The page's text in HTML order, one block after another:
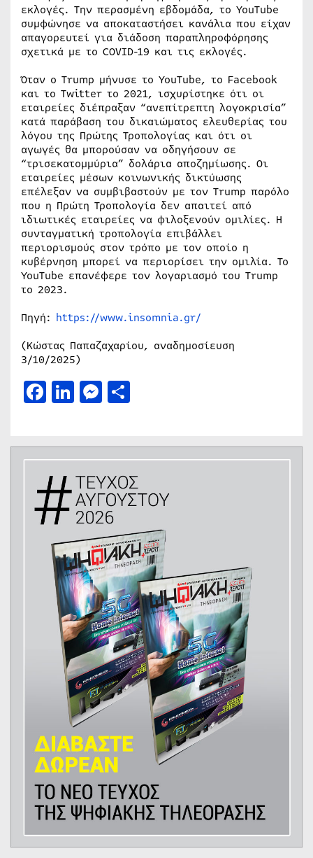
εκλογές. Την περασμένη εβδομάδα, το YouTube
συμφώνησε να αποκαταστήσει κανάλια που είχαν
απαγορευτεί για διάδοση παραπληροφόρησης
σχετικά με το COVID-19 και τις εκλογές.
Όταν ο Trump μήνυσε το YouTube, το Facebook
και το Twitter το 2021, ισχυρίστηκε ότι οι
εταιρείες διέπραξαν “ανεπίτρεπτη λογοκρισία”
κατά παράβαση του δικαιώματος ελευθερίας του
λόγου της Πρώτης Τροπολογίας και ότι οι
αγωγές θα μπορούσαν να οδηγήσουν σε
“τρισεκατομμύρια” δολάρια αποζημίωσης. Οι
εταιρείες μέσων κοινωνικής δικτύωσης
επέλεξαν να συμβιβαστούν με τον Trump παρόλο
που η Πρώτη Τροπολογία δεν απαιτεί από
ιδιωτικές εταιρείες να φιλοξενούν ομιλίες. Η
συνταγματική τροπολογία επιβάλλει
περιορισμούς στον τρόπο με τον οποίο η
κυβέρνηση μπορεί να περιορίσει την ομιλία. Το
YouTube επανέφερε τον λογαριασμό του Trump
το 2023.
Πηγή: https://www.insomnia.gr/
(Κώστας Παπαζαχαρίου, αναδημοσίευση
3/10/2025)
Facebook
LinkedIn
Messenger